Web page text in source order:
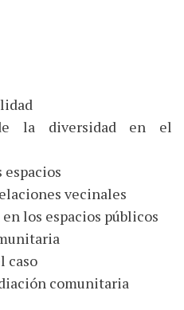
la diversidad en el
espacios
vecinales
los espacios públicos
caso
comunitaria